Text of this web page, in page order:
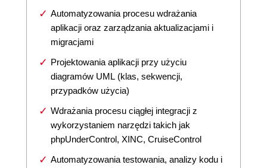
Automatyzowania procesu wdrażania
aplikacji oraz zarządzania aktualizacjami i
migracjami
Projektowania aplikacji przy użyciu
diagramów UML (klas, sekwencji,
przypadków użycia)
Wdrażania procesu ciągłej integracji z
wykorzystaniem narzędzi takich jak
phpUnderControl, XINC, CruiseControl
Automatyzowania testowania, analizy kodu i